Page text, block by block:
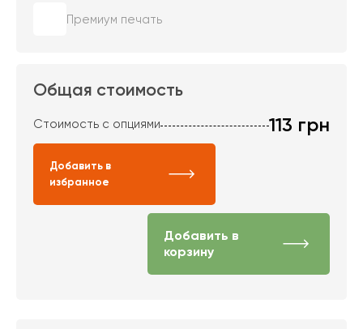
Премиум печать
Общая стоимость
Стоимость с опциями 113 грн
Добавить в
избранное
Добавить в
корзину